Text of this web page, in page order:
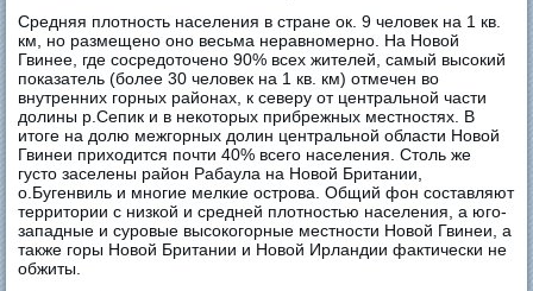
Средняя плотность населения в стране ок. 9 человек на 1 кв.
км, но размещено оно весьма неравномерно. На Новой
Гвинее, где сосредоточено 90% всех жителей, самый высокий
показатель (более 30 человек на 1 кв. км) отмечен во
внутренних горных районах, к северу от центральной части
долины р.Сепик и в некоторых прибрежных местностях. В
итоге на долю межгорных долин центральной области Новой
Гвинеи приходится почти 40% всего населения. Столь же
густо заселены район Рабаула на Новой Британии,
о.Бугенвиль и многие мелкие острова. Общий фон составляют
территории с низкой и средней плотностью населения, а юго-
западные и суровые высокогорные местности Новой Гвинеи, а
также горы Новой Британии и Новой Ирландии фактически не
обжиты.